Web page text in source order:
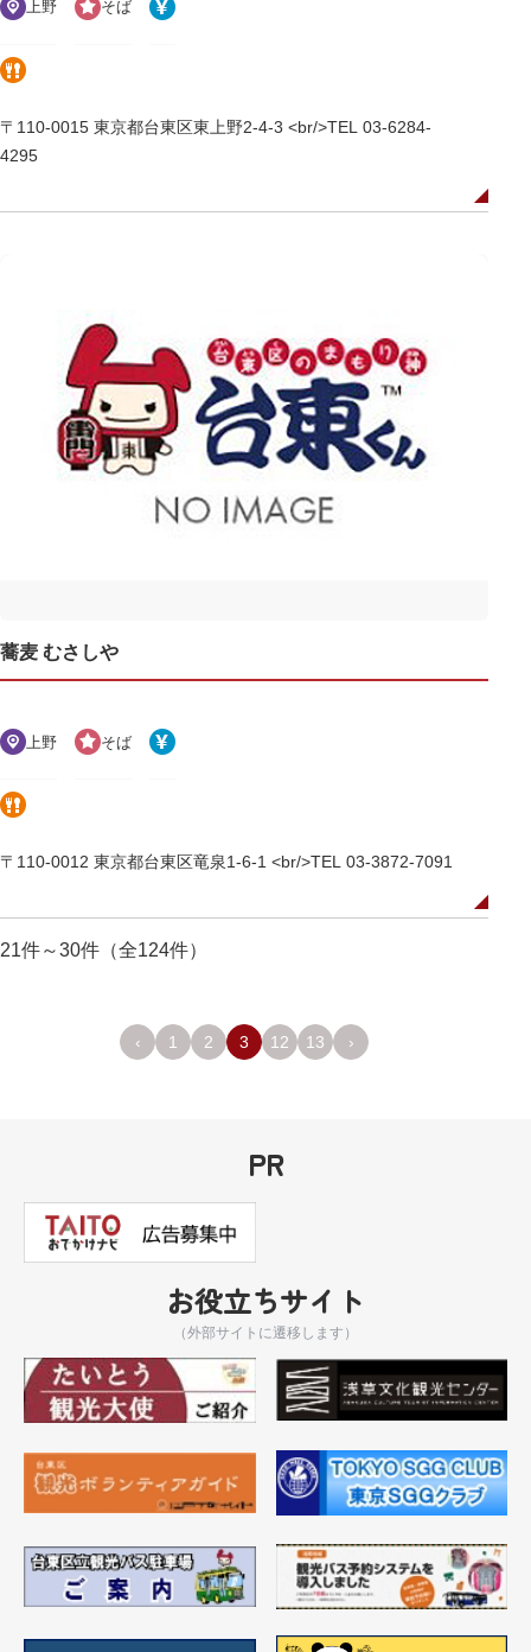
上野 そば
〒110-0015 東京都台東区東上野2-4-3 <br/>TEL 03-6284-
4295
蕎麦 むさしや
上野 そば
〒110-0012 東京都台東区竜泉1-6-1 <br/>TEL 03-3872-7091
21件～30件（全124件）
‹ 1 2 3 12 13 ›
PR
お役立ちサイト
（外部サイトに遷移します）